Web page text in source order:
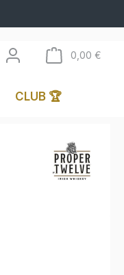
0,00 €
CLUB 🏆